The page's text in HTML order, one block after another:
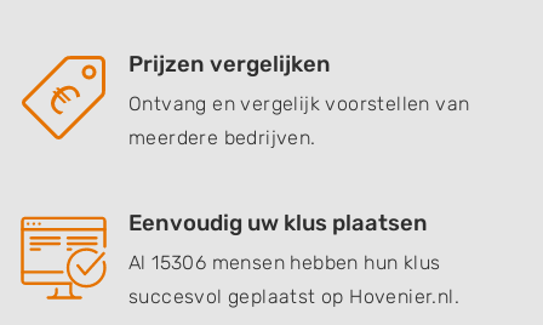
Prijzen vergelijken
Ontvang en vergelijk voorstellen van
meerdere bedrijven.
Eenvoudig uw klus plaatsen
Al 15306 mensen hebben hun klus
succesvol geplaatst op Hovenier.nl.